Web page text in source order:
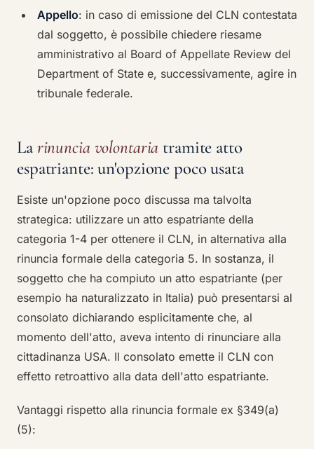
Appello: in caso di emissione del CLN contestata
dal soggetto, è possibile chiedere riesame
amministrativo al Board of Appellate Review del
Department of State e, successivamente, agire in
tribunale federale.
Larinuncia volontaria tramite atto
espatriante: un'opzione poco usata
Esiste un'opzione poco discussa ma talvolta
strategica: utilizzare un atto espatriante della
categoria 1-4 per ottenere il CLN, in alternativa alla
rinuncia formale della categoria 5. In sostanza, il
soggetto che ha compiuto un atto espatriante (per
esempio ha naturalizzato in Italia) può presentarsi al
consolato dichiarando esplicitamente che, al
momento dell'atto, aveva intento di rinunciare alla
cittadinanza USA. Il consolato emette il CLN con
effetto retroattivo alla data dell'atto espatriante.
Vantaggi rispetto alla rinuncia formale ex §349(a)
(5):